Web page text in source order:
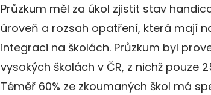
Průzkum měl za úkol zjistit stav
úroveň a rozsah opatření, která mají
integraci na školách. Průzkum byl
vysokých školách v ČR, z nichž pouze
Téměř 60% ze zkoumaných škol má